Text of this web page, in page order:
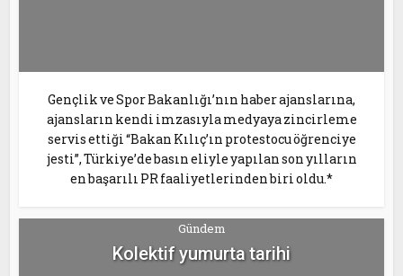
Gençlik ve Spor Bakanlığı’nın haber ajanslarına,
ajansların kendi imzasıyla medyaya zincirleme
servis ettiği “Bakan Kılıç’ın protestocu öğrenciye
jesti”, Türkiye’de basın eliyle yapılan son yılların
en başarılı PR faaliyetlerinden biri oldu.*
Gündem
Kolektif yumurta tarihi